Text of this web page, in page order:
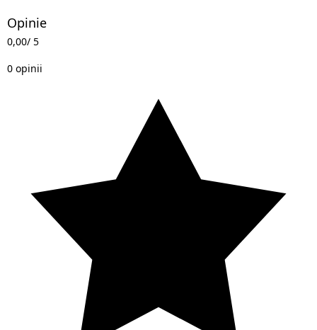
Opinie
0,00/ 5
0 opinii